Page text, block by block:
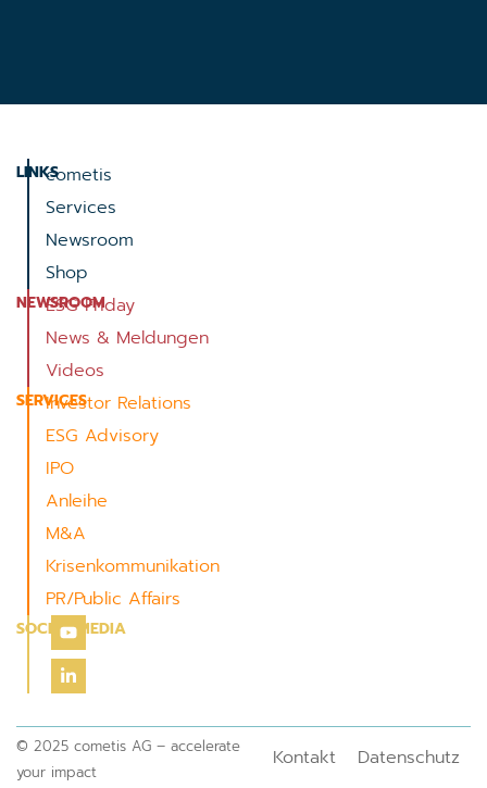
LINKScometis
Services
Newsroom
Shop
NEWSROOM
ESG Friday
News & Meldungen
Videos
SERVICES
Investor Relations
ESG Advisory
IPO
Anleihe
M&A
Krisenkommunikation
PR/Public Affairs
SOCIAL MEDIA
© 2025 cometis AG – accelerate
your impact
Kontakt Datenschutz